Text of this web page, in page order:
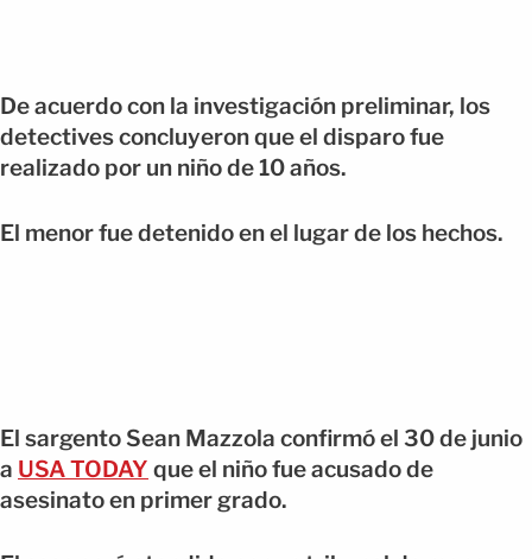
De acuerdo con la investigación preliminar, los
detectives concluyeron que el disparo fue
realizado por un niño de 10 años.
El menor fue detenido en el lugar de los hechos.
El sargento Sean Mazzola confirmó el 30 de junio
a USA TODAY que el niño fue acusado de
asesinato en primer grado.